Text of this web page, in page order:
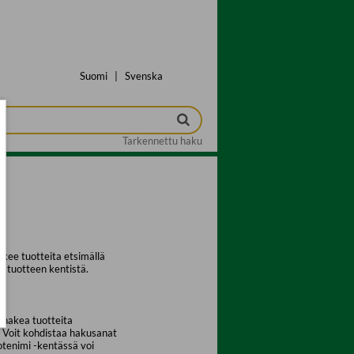
Suomi Svenska
Tarkennettu haku
tuotteita etsimällä
tuotteen kentistä.
hakea tuotteita
kohdistaa hakusanat
-kentässä voi